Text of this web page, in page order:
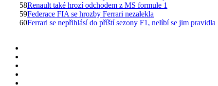
58Renault také hrozí odchodem z MS formule 1
59Federace FIA se hrozby Ferrari nezalekla
60Ferrari se nepřihlásí do příští sezony F1, nelíbí se jim pravidla